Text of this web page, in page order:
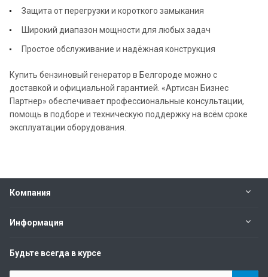
Защита от перегрузки и короткого замыкания
Широкий диапазон мощности для любых задач
Простое обслуживание и надёжная конструкция
Купить бензиновый генератор в Белгороде можно с
доставкой и официальной гарантией. «Артисан Бизнес
Партнер» обеспечивает профессиональные консультации,
помощь в подборе и техническую поддержку на всём сроке
эксплуатации оборудования.
Компания
Информация
Будьте всегда в курсе